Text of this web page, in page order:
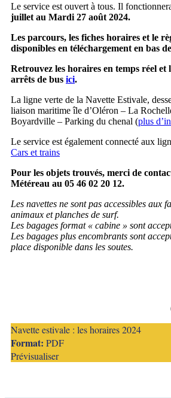
Le service est ouvert à tous. Il
juillet au Mardi 27 août 2024.
Les parcours, les fiches horaires et le
disponibles en téléchargement en bas
Retrouvez les horaires en temps réel et
arrêts de bus ici.
La ligne verte de la Navette Estivale,
liaison maritime île d’Oléron – La
Boyardville – Parking du chenal (plus
Le service est également connecté aux
Cars et trains
Pour les objets trouvés, merci de
Météreau au 05 46 02 20 12.
Les navettes ne sont pas accessibles aux
animaux et planches de surf.
Les bagages format « cabine » sont
Les bagages plus encombrants sont
place disponible dans les soutes.
Navette estivale : les horaires 2024
Format: PDF
Prévisualiser